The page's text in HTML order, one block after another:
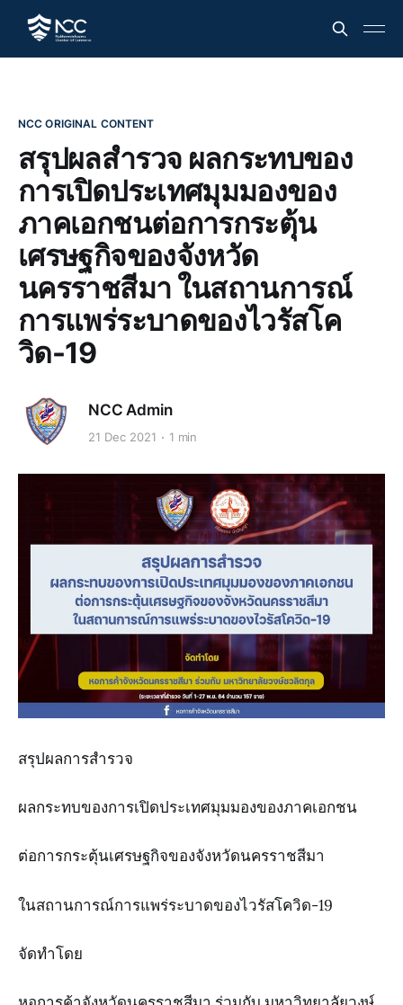
NCC ORIGINAL CONTENT
สรุปผลสำรวจ ผลกระทบของ
การเปิดประเทศมุมมองของ
ภาคเอกชนต่อการกระตุ้น
เศรษฐกิจของจังหวัด
นครราชสีมา ในสถานการณ์
การแพร่ระบาดของไวรัสโค
วิด-19
NCC Admin
21 Dec 2021 1 min
สรุปผลการสำรวจ
ผลกระทบของการเปิดประเทศมุมมองของภาคเอกชน
ต่อการกระตุ้นเศรษฐกิจของจังหวัดนครราชสีมา
ในสถานการณ์การแพร่ระบาดของไวรัสโควิด-19
จัดทำโดย